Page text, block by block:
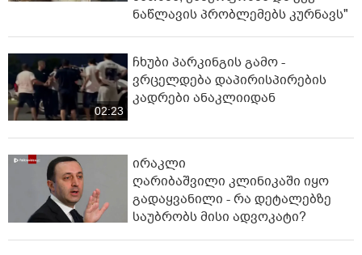
ნაწლავის პრობლემებს კურნავს"
02:23
ჩხუბი პარკინგის გამო -
ვრცელდება დაპირისპირების
კადრები ანაკლიიდან
ირაკლი
ღარიბაშვილი კლინიკაში იყო
გადაყვანილი - რა დეტალებზე
საუბრობს მისი ადვოკატი?